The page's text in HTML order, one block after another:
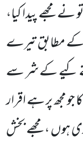
مجھے پیدا کیا،
کے مطابق تیرے
کیے کے شر سے
مجھ پر ہے اقرار
ہوں ، مجھے بخش